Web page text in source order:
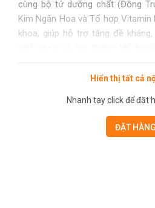
cùng bộ tứ dưỡng chất (Đông
Kim Ngân Hoa và Tổ hợp
khoa, giúp hỗ trợ tăng đề
được kiểm nghiệm an toàn đạt
phổ biến ở Đông Nam Á và
Hiển thị tất cả
Nhanh tay click để đặt
ĐẶT HÀNG